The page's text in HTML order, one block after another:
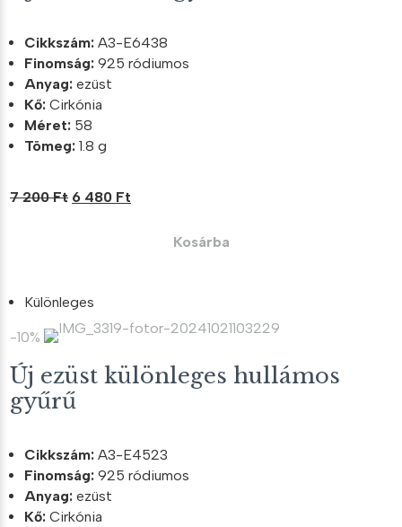
Cikkszám: A3-E6438
Finomság: 925 ródiumos
Anyag: ezüst
Kő: Cirkónia
Méret: 58
Tömeg: 1.8 g
7 200Ft Original
6 480 Ft
Kosárba
Különleges
-10%
Új ezüst különleges hullámos
gyűrű
Cikkszám: A3-E4523
Finomság: 925 ródiumos
Anyag: ezüst
Kő: Cirkónia